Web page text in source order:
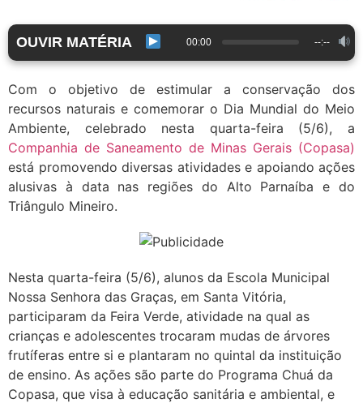
OUVIR MATÉRIA 00:00 --:--
Com o objetivo de estimular a conservação dos
recursos naturais e comemorar o Dia Mundial do Meio
Ambiente, celebrado nesta quarta-feira (5/6), a
Companhia de Saneamento de Minas Gerais (Copasa)
está promovendo diversas atividades e apoiando ações
alusivas à data nas regiões do Alto Parnaíba e do
Triângulo Mineiro.
Nesta quarta-feira (5/6), alunos da Escola Municipal
Nossa Senhora das Graças, em Santa Vitória,
participaram da Feira Verde, atividade na qual as
crianças e adolescentes trocaram mudas de árvores
frutíferas entre si e plantaram no quintal da instituição
de ensino. As ações são parte do Programa Chuá da
Copasa, que visa à educação sanitária e ambiental, e